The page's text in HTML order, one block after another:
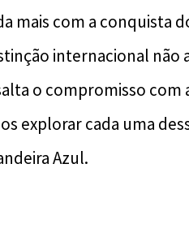
mais com a conquista
internacional
o compromisso com
explorar cada uma
Azul.